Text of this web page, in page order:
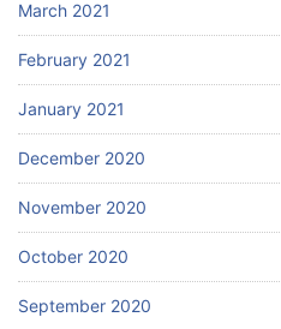
March 2021
February 2021
January 2021
December 2020
November 2020
October 2020
September 2020